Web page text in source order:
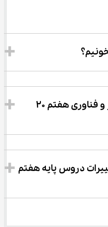
با تغییرات دروس پایه هفتم